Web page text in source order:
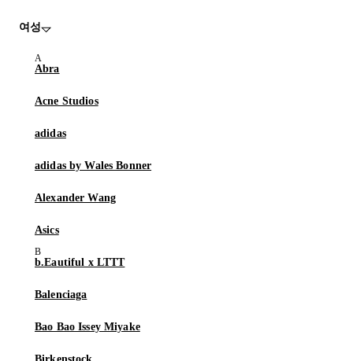
여성
Abra
Acne Studios
adidas
adidas by Wales Bonner
Alexander Wang
Asics
b.Eautiful x LTTT
Balenciaga
Bao Bao Issey Miyake